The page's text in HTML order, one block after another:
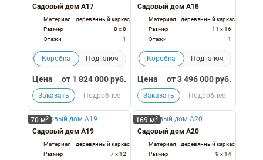
Садовый дом А17
Материал
деревянный каркас
Размер
8 x 8
Этажи
1
Коробка Под ключ
Цена от 1 824 000руб.
Заказать Подробнее
Садовый дом А18
Материал
деревянный каркас
Размер
11 x 16
Этажи
1
Коробка Под ключ
Цена от3 496 000руб.
Заказать Подробнее
70 м2
Садовый дом А19
Материал
деревянный каркас
Размер
7 x 12
169 м2
Садовый дом А20
Материал
деревянный каркас
Размер
9 x 14